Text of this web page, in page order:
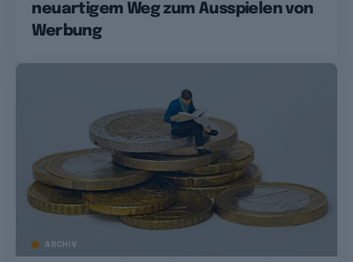
neuartigem Weg zum Ausspielen von
Werbung
ARCHIV